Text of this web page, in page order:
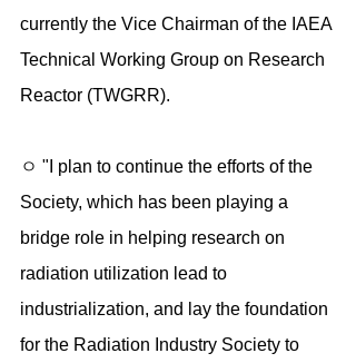
currently the Vice Chairman of the IAEA
Technical Working Group on Research
Reactor (TWGRR).
ㅇ "I plan to continue the efforts of the
Society, which has been playing a
bridge role in helping research on
radiation utilization lead to
industrialization, and lay the foundation
for the Radiation Industry Society to